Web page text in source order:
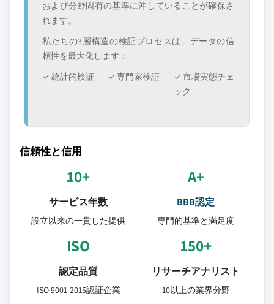
および分野固有の基準に沖していることが確保さ
れます。
私たちの3層構造の検証プロセスは、データの信
頼性を最大化します：
✓ 統計的検証
✓ 専門家検証
✓ 市場実態チェ
ック
信頼性と信用
10+
サービス年数
設立以来の一貫した提供
A+
BBB認定
専門的基準と満足度
ISO
認定品質
ISO 9001-2015認証企業
150+
リサーチアナリスト
10以上の業界分野